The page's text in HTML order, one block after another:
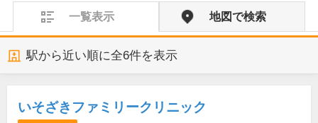
一覧表示 地図で検索
駅から近い順に全6件を表示
いそざきファミリークリニック